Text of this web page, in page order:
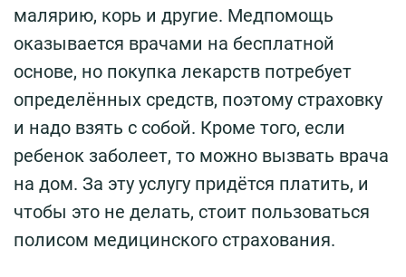
малярию, корь и другие. Медпомощь
оказывается врачами на бесплатной
основе, но покупка лекарств потребует
определённых средств, поэтому страховку
и надо взять с собой. Кроме того, если
ребенок заболеет, то можно вызвать врача
на дом. За эту услугу придётся платить, и
чтобы это не делать, стоит пользоваться
полисом медицинского страхования.